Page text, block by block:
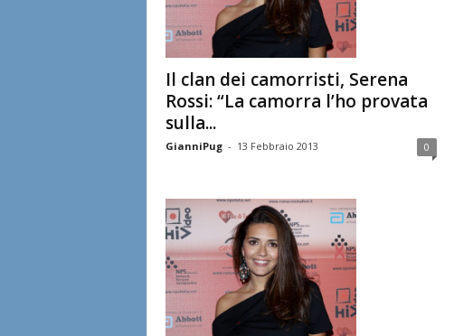
Il clan dei camorristi, Serena
Rossi: “La camorra l’ho provata
sulla...
GianniPug - 13 Febbraio 2013 0